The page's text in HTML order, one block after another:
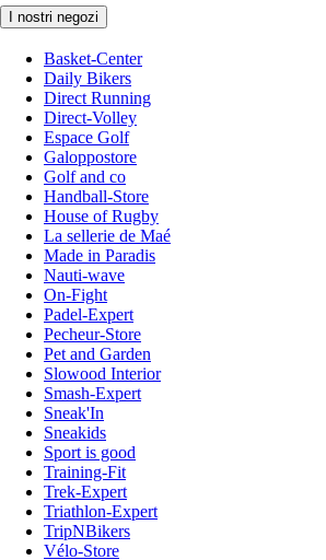
I nostri negozi
Basket-Center
Daily Bikers
Direct Running
Direct-Volley
Espace Golf
Galoppostore
Golf and co
Handball-Store
House of Rugby
La sellerie de Maé
Made in Paradis
Nauti-wave
On-Fight
Padel-Expert
Pecheur-Store
Pet and Garden
Slowood Interior
Smash-Expert
Sneak'In
Sneakids
Sport is good
Training-Fit
Trek-Expert
Triathlon-Expert
TripNBikers
Vélo-Store